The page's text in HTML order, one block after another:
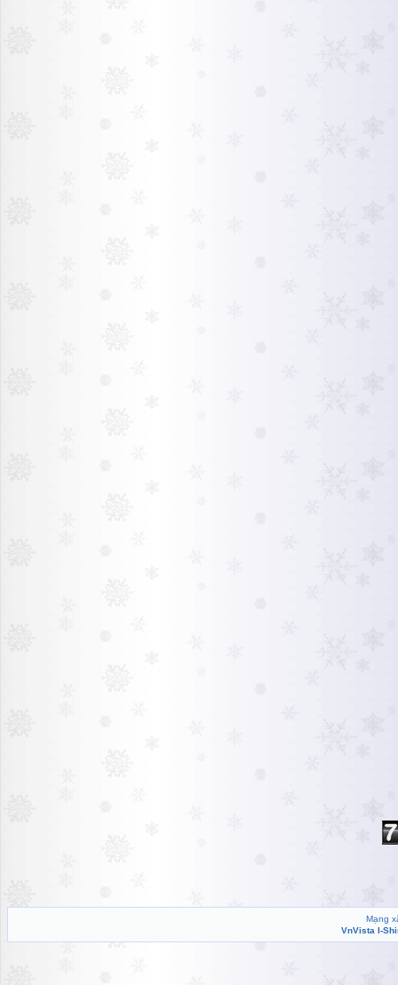
Mạng
VnVista I-